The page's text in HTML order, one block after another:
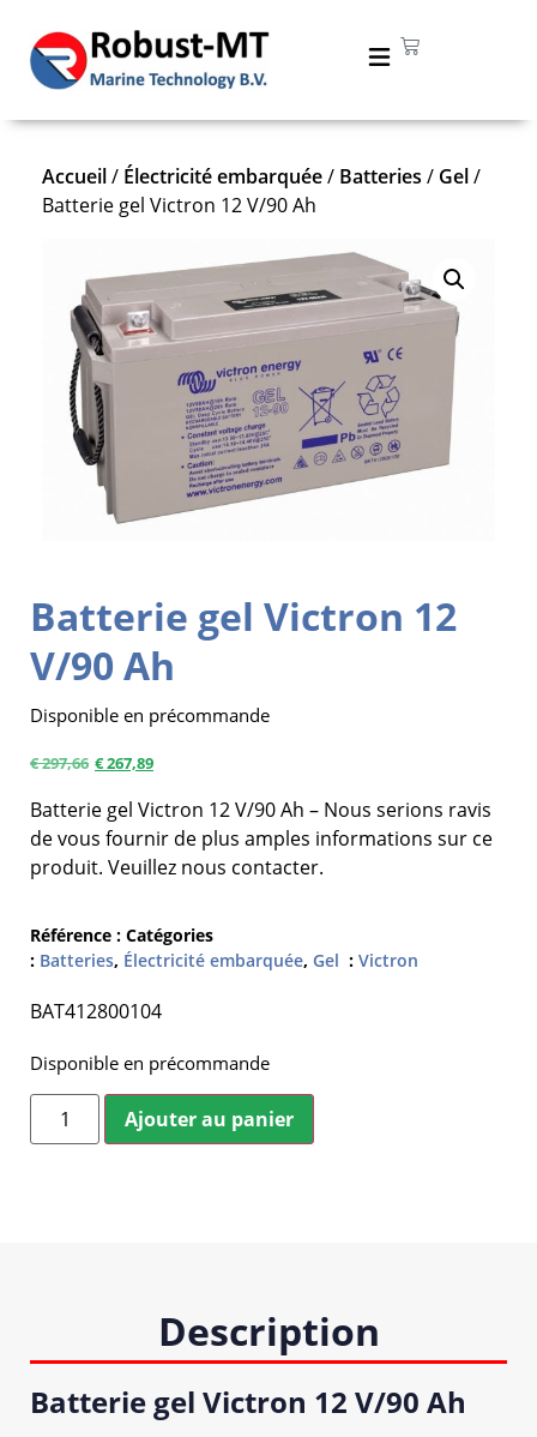
Batterie gel Victron 12
V/90 Ah
Disponible en précommande
€297,66 €267,89
Batterie gel Victron 12 V/90 Ah – Nous serions ravis
de vous fournir de plus amples informations sur ce
produit. Veuillez nous contacter.
Référence : Catégories
: Batteries, Électricité embarquée, Gel : Victron
BAT412800104
Disponible en précommande
Ajouter au panier
Accueil/ Électricité embarquée/ Batteries / Gel/
Batterie gel Victron 12 V/90 Ah
Description
Batterie gel Victron 12 V/90 Ah